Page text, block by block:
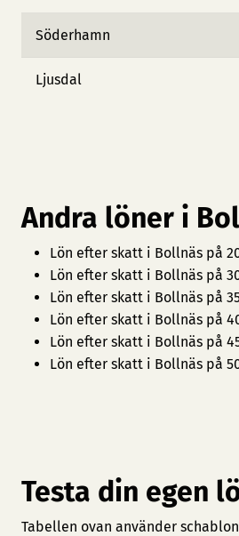
Söderhamn
Ljusdal
Andra löner i
Lön efter skatt i Bollnäs på
Lön efter skatt i Bollnäs på
Lön efter skatt i Bollnäs på
Lön efter skatt i Bollnäs på
Lön efter skatt i Bollnäs på
Lön efter skatt i Bollnäs på
Testa din egen
Tabellen ovan använder